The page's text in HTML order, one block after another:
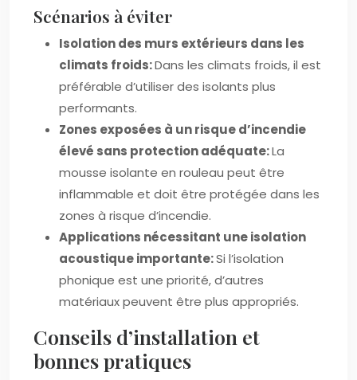
Scénarios à éviter
Isolation des murs extérieurs dans les
climats froids:Dans les climats froids, il est
préférable d’utiliser des isolants plus
performants.
Zones exposées à un risque d’incendie
élevé sans protection adéquate:La
mousse isolante en rouleau peut être
inflammable et doit être protégée dans les
zones à risque d’incendie.
Applications nécessitant une isolation
acoustique importante:Si l’isolation
phonique est une priorité, d’autres
matériaux peuvent être plus appropriés.
Conseils d’installation et
bonnes pratiques